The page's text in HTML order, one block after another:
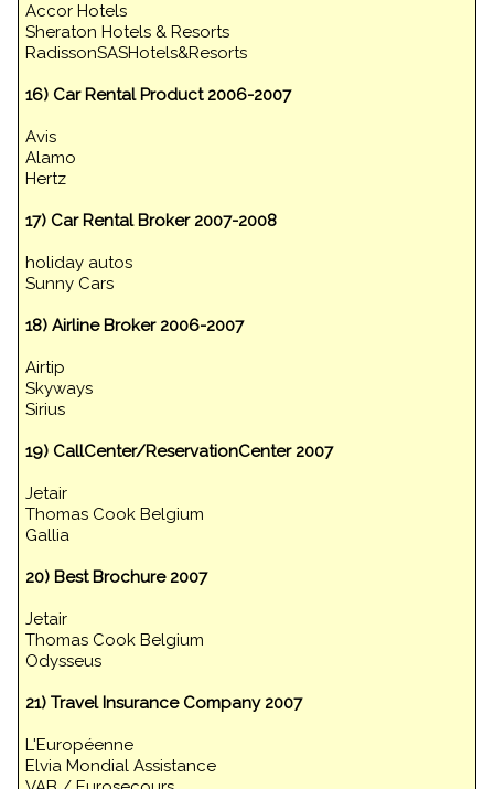
Accor Hotels
Sheraton Hotels & Resorts
RadissonSASHotels&Resorts
16) Car Rental Product 2006-2007
Avis
Alamo
Hertz
17) Car Rental Broker 2007-2008
holiday autos
Sunny Cars
18) Airline Broker 2006-2007
Airtip
Skyways
Sirius
19) CallCenter/ReservationCenter 2007
Jetair
Thomas Cook Belgium
Gallia
20) Best Brochure 2007
Jetair
Thomas Cook Belgium
Odysseus
21) Travel Insurance Company 2007
L'Européenne
Elvia Mondial Assistance